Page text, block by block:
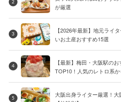
2
が厳選
3
【2026年最新】地元ライ
いお土産おすすめ15選
4
【最新】梅田・大阪駅の
TOP10！人気のレトロ系
5
大阪出身ライター厳選！